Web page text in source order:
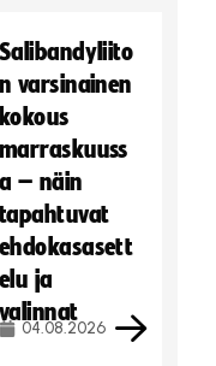
Salibandyliito
n varsinainen
kokous
marraskuuss
a – näin
tapahtuvat
ehdokasasett
elu ja
valinnat
04.08.2026